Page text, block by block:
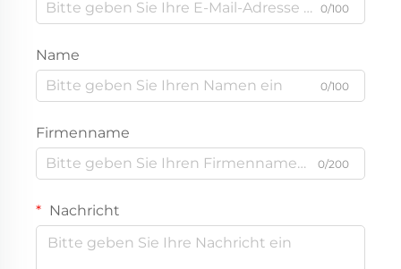
0/100
Name
0/100
Firmenname
0/200
Nachricht